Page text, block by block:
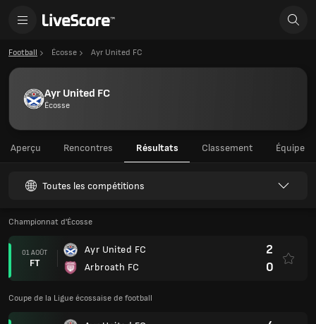
Football Écosse Ayr United FC
Ayr United FC
Écosse
Aperçu Rencontres Résultats Classement Équipe
Toutes les compétitions
Championnat d'Écosse
01 AOÛT
FT
Ayr United FC
Arbroath FC
2
0
Coupe de la Ligue écossaise de football